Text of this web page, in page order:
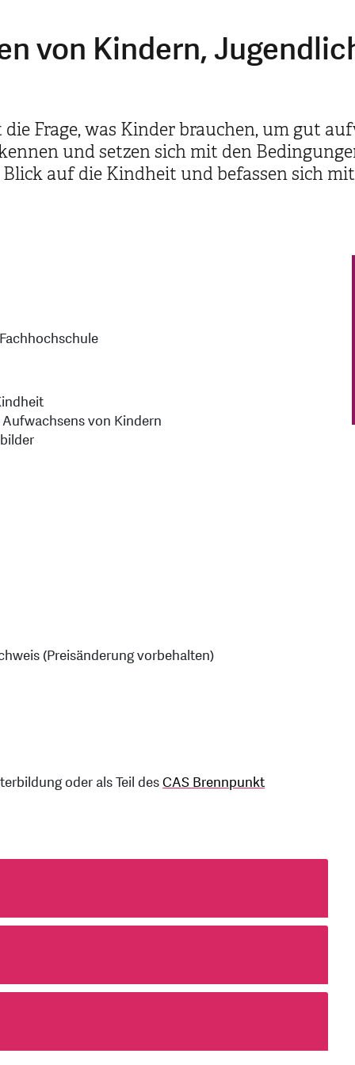
von Kindern,
Frage, was Kinder brauchen, um gut
und setzen sich mit den
auf die Kindheit und befassen sich
von Kindern
(Preisänderung vorbehalten)
oder als Teil desCAS Brennpunkt